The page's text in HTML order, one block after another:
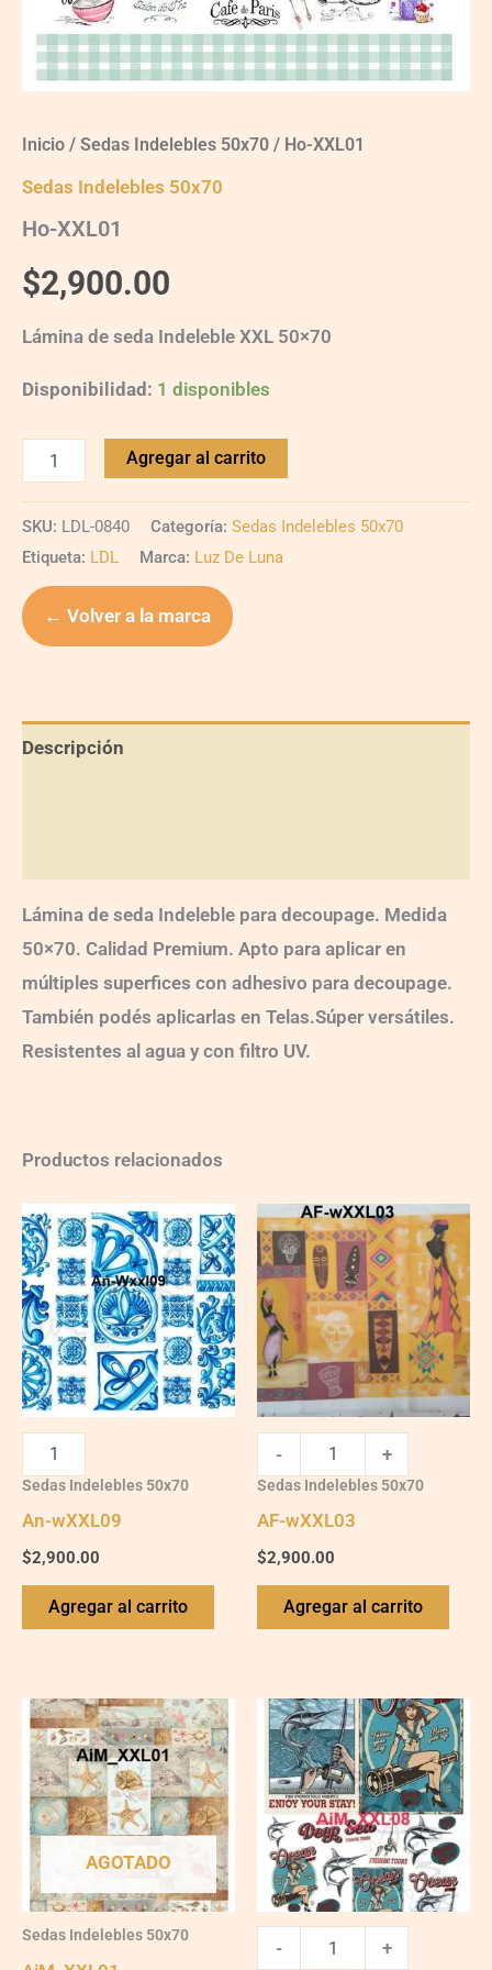
Inicio / Sedas Indelebles 50x70 / Ho-XXL01
Sedas Indelebles 50x70
Ho-XXL01
$2,900.00
Lámina de seda Indeleble XXL 50×70
Disponibilidad: 1 disponibles
Agregar al carrito
SKU: LDL-0840 Categoría: Sedas Indelebles 50x70
Etiqueta: LDL Marca: Luz De Luna
← Volver a la marca
Descripción
Lámina de seda Indeleble para decoupage. Medida
50×70. Calidad Premium. Apto para aplicar en
múltiples superfices con adhesivo para decoupage.
También podés aplicarlas en Telas.Súper versátiles.
Resistentes al agua y con filtro UV.
Productos relacionados
Sedas Indelebles 50x70
An-wXXL09
$2,900.00
Agregar al carrito
AF-
wXXL03
quantity
- +
Sedas Indelebles 50x70
AF-wXXL03
$2,900.00
Agregar al carrito
AGOTADO
Sedas Indelebles 50x70
AiM_XXL08
quantity
- +